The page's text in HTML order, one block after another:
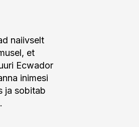
naiivselt
et
Ecwador
inimesi
ja sobitab